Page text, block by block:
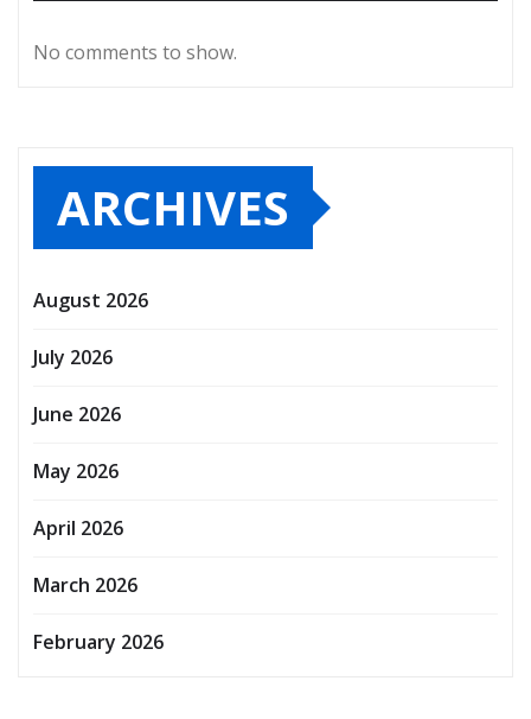
No comments to show.
ARCHIVES
August 2026
July 2026
June 2026
May 2026
April 2026
March 2026
February 2026